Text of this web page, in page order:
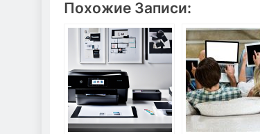
Похожие Записи: